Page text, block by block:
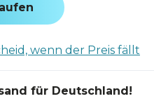
wenn der Preis fällt
für Deutschland!